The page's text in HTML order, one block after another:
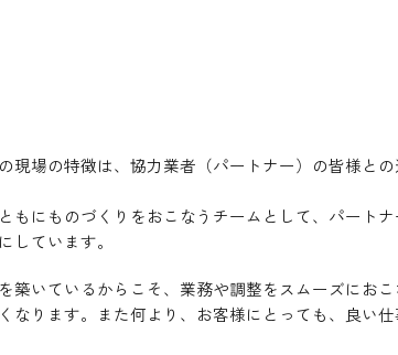
現場の特徴は、協力業者（パートナー）の皆様と
もにものづくりをおこなうチームとして、パート
しています。
築いているからこそ、業務や調整をスムーズにお
なります。また何より、お客様にとっても、良い